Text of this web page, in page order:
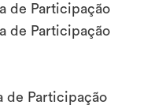
de Participação
de Participação
de Participação